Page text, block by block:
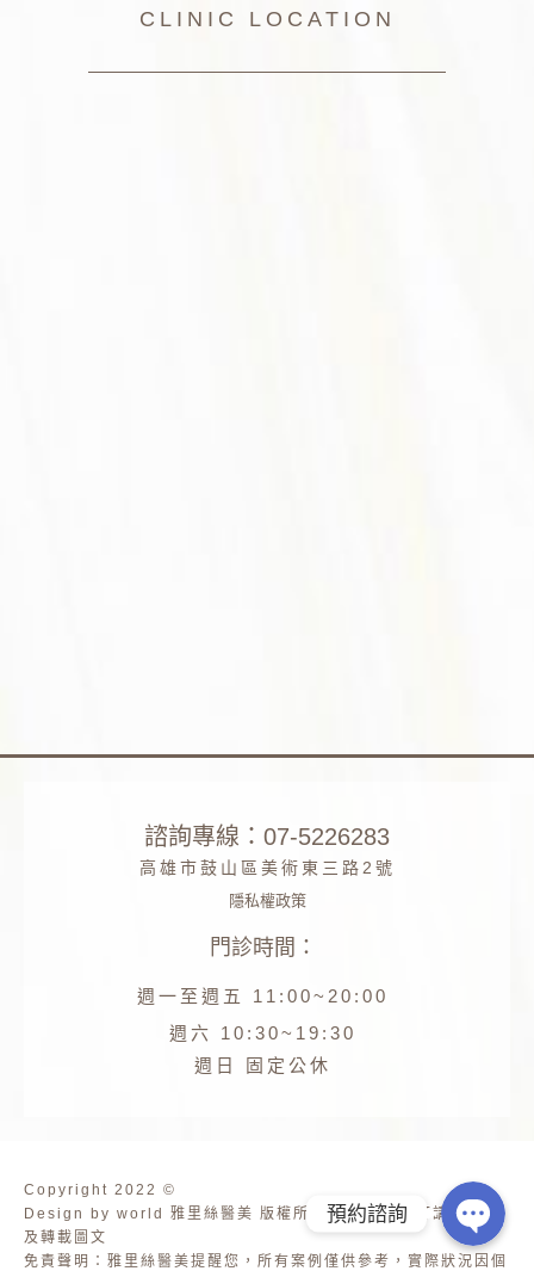
CLINIC LOCATION
諮詢專線：07-5226283
高雄市鼓山區美術東三路2號
隱私權政策
門診時間：
週一至週五 11:00~20:00
週六 10:30~19:30
週日 固定公休
Copyright 2022 ©
Design by world 雅里絲醫美 版權所有 未經公司許可請勿擷取
及轉載圖文
免責聲明：雅里絲醫美提醒您，所有案例僅供參考，實際狀況因個
預約諮詢